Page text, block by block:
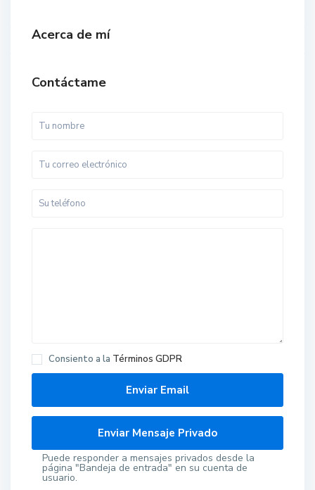
Acerca de mí
Contáctame
Consiento a la Términos GDPR
Puede responder a mensajes privados desde la
página "Bandeja de entrada" en su cuenta de
usuario.